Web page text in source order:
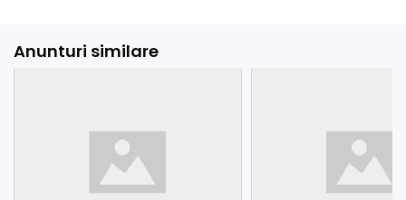
Anunturi similare